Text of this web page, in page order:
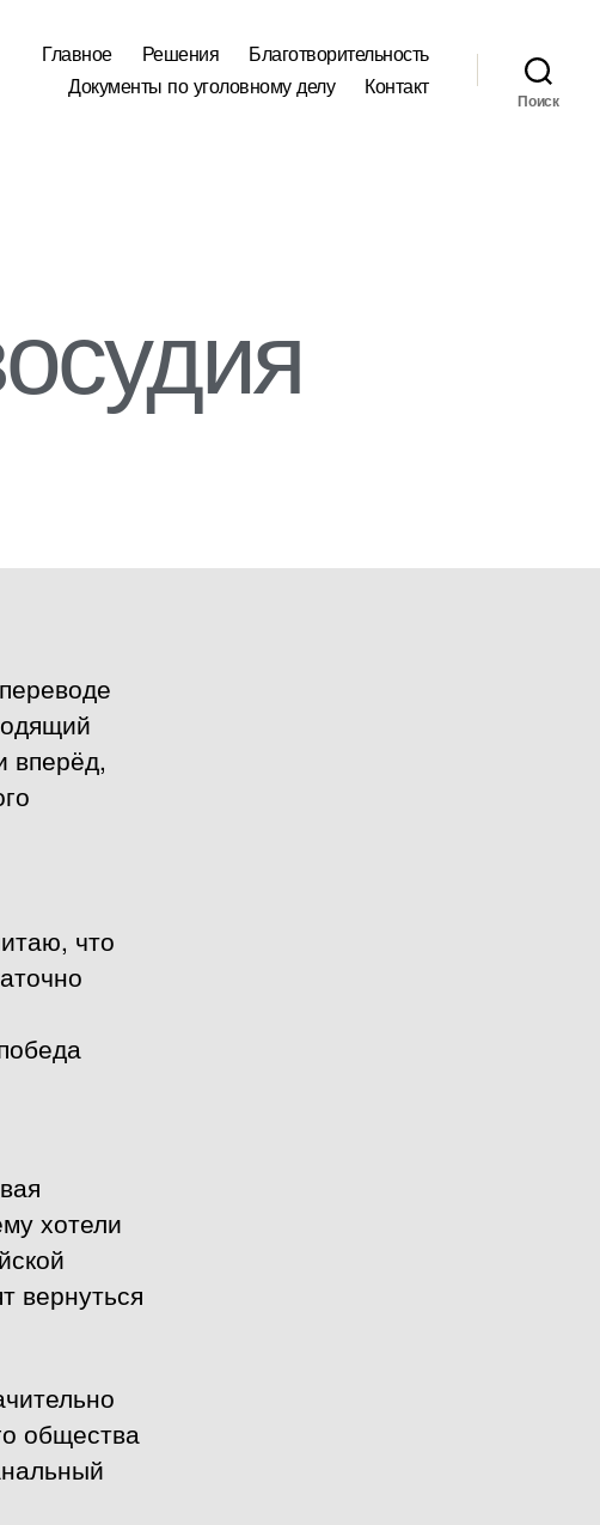
Главное Решения
Благотворительность
Документы по уголовному делу
Контакт
Поиск
вперёд,
что
хотели
вернуться
общества